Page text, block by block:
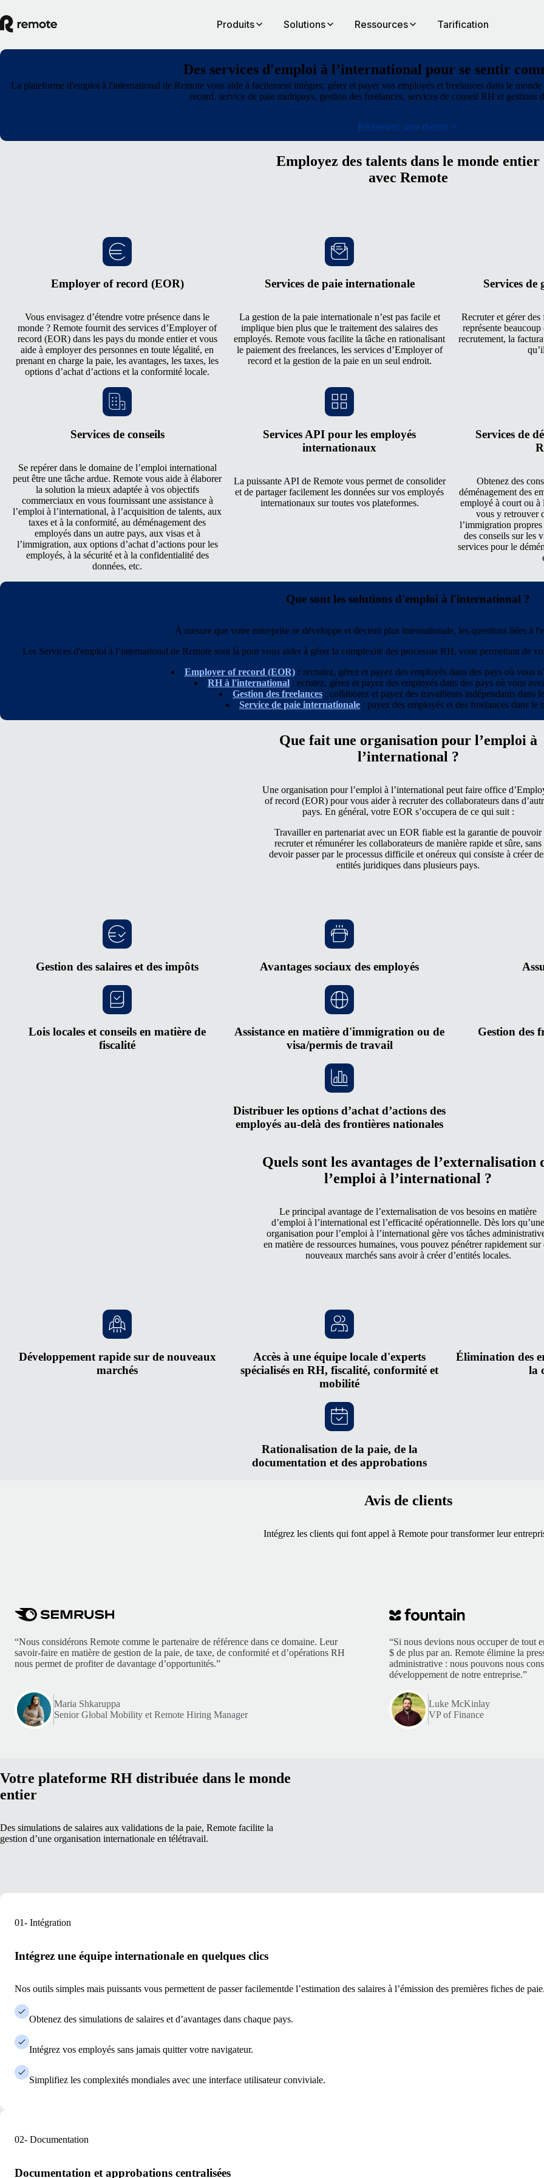
Produits Solutions Ressources Tarification
Des services d'emploi à l’international pour se sentir
La plateforme d'emploi à l'international de Remote vous aide à facilement intégrer, gérer et payer vos employés et freelances dans le
record, service de paie multipays, gestion des freelances, services de conseil RH et gestions
Réserver une démo
Employez des talents dans le monde entier
avec Remote
Employer of record (EOR)
Vous envisagez d’étendre votre présence dans le
monde ? Remote fournit des services d’Employer of
record (EOR) dans les pays du monde entier et vous
aide à employer des personnes en toute légalité, en
prenant en charge la paie, les avantages, les taxes, les
options d’achat d’actions et la conformité locale.
Services de paie internationale
La gestion de la paie internationale n’est pas facile et
implique bien plus que le traitement des salaires des
employés. Remote vous facilite la tâche en rationalisant
le paiement des freelances, les services d’Employer of
record et la gestion de la paie en un seul endroit.
Services de
Recruter et gérer
représente
recrutement, la
Services de conseils
Se repérer dans le domaine de l’emploi international
peut être une tâche ardue. Remote vous aide à élaborer
la solution la mieux adaptée à vos objectifs
commerciaux en vous fournissant une assistance à
l’emploi à l’international, à l’acquisition de talents, aux
taxes et à la conformité, au déménagement des
employés dans un autre pays, aux visas et à
l’immigration, aux options d’achat d’actions pour les
employés, à la sécurité et à la confidentialité des
données, etc.
Services API pour les employés
internationaux
La puissante API de Remote vous permet de consolider
et de partager facilement les données sur vos employés
internationaux sur toutes vos plateformes.
Services de
Obtenez des
déménagement des
employé à court ou à
vous y retrouver
l’immigration
des conseils sur les
services pour le
Que sont les solutions d'emploi à l'international ?
À mesure que votre entreprise se développe et devient plus internationale, les questions liées à
Les Services d'emploi à l’international de Remote sont là pour vous aider à gérer la complexité des processus RH, vous permettant de
Employer of record (EOR): recrutez, gérez et payez des employés dans des pays où vous
RH à l'international : ecrutez, gérez et payez des employés dans des pays où vous
Gestion des freelances : collaborez et payez des travailleurs indépendants dans
Service de paie internationale : payez des employés et des freelances dans le
Que fait une organisation pour l’emploi à
l’international ?
Une organisation pour l’emploi à l’international peut faire office
of record (EOR) pour vous aider à recruter des collaborateurs dans
pays. En général, votre EOR s’occupera de ce qui suit :
Travailler en partenariat avec un EOR fiable est la garantie de pouvoir
recruter et rémunérer les collaborateurs de manière rapide et sûre, sans
devoir passer par le processus difficile et onéreux qui consiste à créer
entités juridiques dans plusieurs pays.
Gestion des salaires et des impôts Avantages sociaux des employés
Lois locales et conseils en matière de
fiscalité
Assistance en matière d'immigration ou de
visa/permis de travail
Gestion des
Distribuer les options d’achat d’actions des
employés au-delà des frontières nationales
Quels sont les avantages de l’externalisation
l’emploi à l’international ?
Le principal avantage de l’externalisation de vos besoins en matière
d’emploi à l’international est l’efficacité opérationnelle. Dès lors qu’une
organisation pour l’emploi à l’international gère vos tâches
en matière de ressources humaines, vous pouvez pénétrer rapidement sur
nouveaux marchés sans avoir à créer d’entités locales.
Développement rapide sur de nouveaux
marchés
Accès à une équipe locale d'experts
spécialisés en RH, fiscalité, conformité et
mobilité
Élimination des
la
Rationalisation de la paie, de la
documentation et des approbations
Avis de clients
Intégrez les clients qui font appel à Remote pour transformer leur
“Nous considérons Remote comme le partenaire de référence dans ce domaine. Leur
savoir-faire en matière de gestion de la paie, de taxe, de conformité et d’opérations RH
nous permet de profiter de davantage d’opportunités.”
Maria Shkaruppa
Senior Global Mobility et Remote Hiring Manager
“Si nous devions nous occuper de tout
$ de plus par an. Remote élimine la
administrative : nous pouvons nous
développement de notre entreprise.”
Luke McKinlay
VP of Finance
Votre plateforme RH distribuée dans le monde
entier
Des simulations de salaires aux validations de la paie, Remote facilite la
gestion d’une organisation internationale en télétravail.
01- Intégration
Intégrez une équipe internationale en quelques clics
Nos outils simples mais puissants vous permettent de passer facilementde l’estimation des salaires à l’émission des premières fiches de paie.
Obtenez des simulations de salaires et d’avantages dans chaque pays.
Intégrez vos employés sans jamais quitter votre navigateur.
Simplifiez les complexités mondiales avec une interface utilisateur conviviale.
02- Documentation
Documentation et approbations centralisées